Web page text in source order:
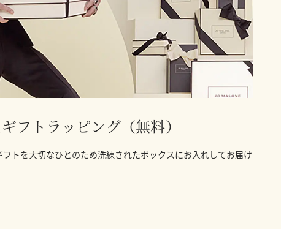
フトラッピング（無料）
トを大切なひとのため洗練されたボックスにお入れしてお届け